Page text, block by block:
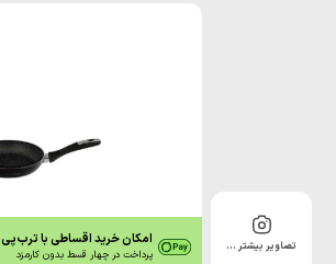
تصاویر بیشتر … امکان خرید اقساطی با ترب‌پی
پرداخت در چهار قسط بدون کارمزد